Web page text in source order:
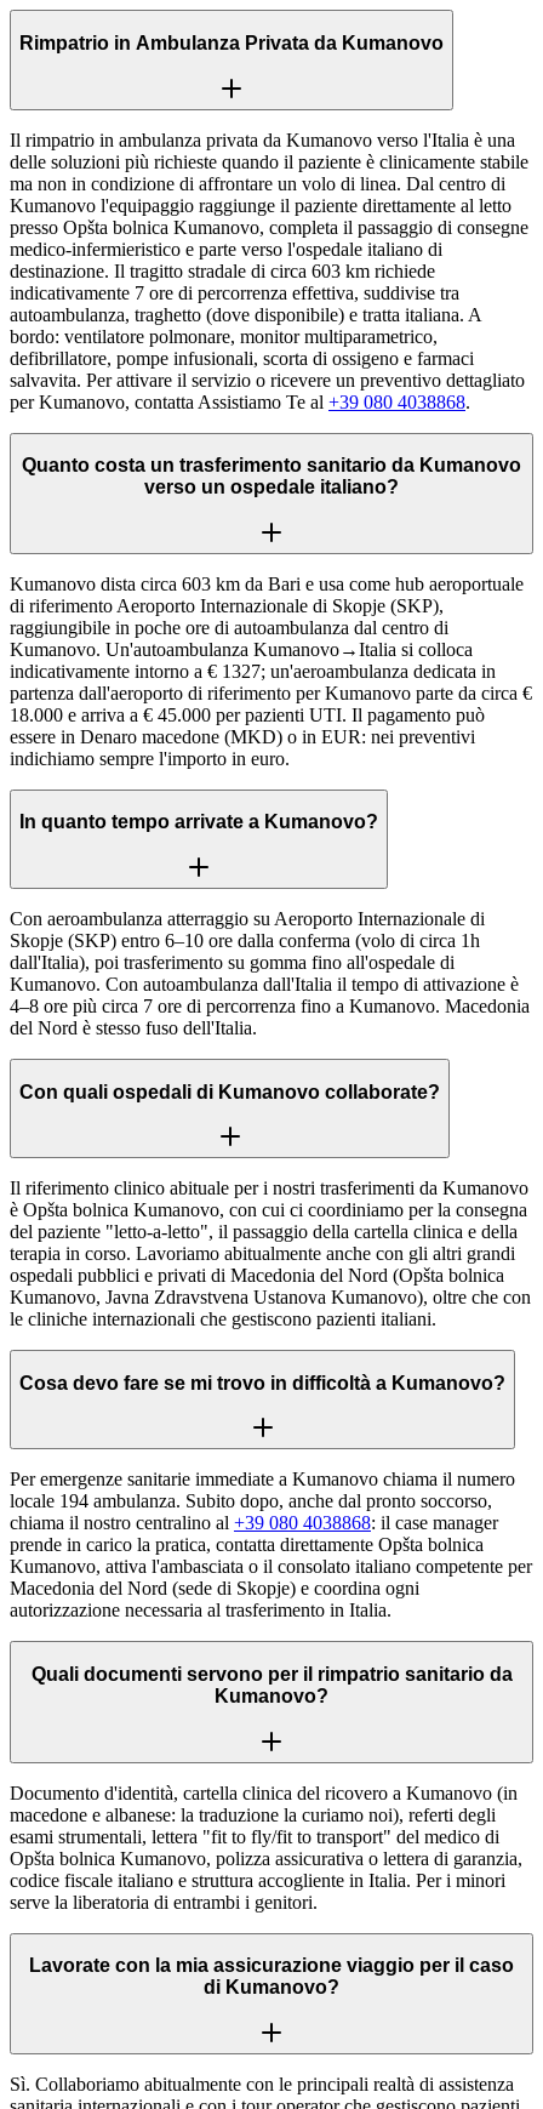
Rimpatrio in Ambulanza Privata da Kumanovo
Il rimpatrio in ambulanza privata da Kumanovo verso l'Italia è una
delle soluzioni più richieste quando il paziente è clinicamente stabile
ma non in condizione di affrontare un volo di linea. Dal centro di
Kumanovo l'equipaggio raggiunge il paziente direttamente al letto
presso Opšta bolnica Kumanovo, completa il passaggio di consegne
medico-infermieristico e parte verso l'ospedale italiano di
destinazione. Il tragitto stradale di circa 603 km richiede
indicativamente 7 ore di percorrenza effettiva, suddivise tra
autoambulanza, traghetto (dove disponibile) e tratta italiana. A
bordo: ventilatore polmonare, monitor multiparametrico,
defibrillatore, pompe infusionali, scorta di ossigeno e farmaci
salvavita. Per attivare il servizio o ricevere un preventivo dettagliato
per Kumanovo, contatta Assistiamo Te al +39 080 4038868.
Quanto costa un trasferimento sanitario da Kumanovo
verso un ospedale italiano?
Kumanovo dista circa 603 km da Bari e usa come hub aeroportuale
di riferimento Aeroporto Internazionale di Skopje (SKP),
raggiungibile in poche ore di autoambulanza dal centro di
Kumanovo. Un'autoambulanza Kumanovo→Italia si colloca
indicativamente intorno a € 1327; un'aeroambulanza dedicata in
partenza dall'aeroporto di riferimento per Kumanovo parte da circa €
18.000 e arriva a € 45.000 per pazienti UTI. Il pagamento può
essere in Denaro macedone (MKD) o in EUR: nei preventivi
indichiamo sempre l'importo in euro.
In quanto tempo arrivate a Kumanovo?
Con aeroambulanza atterraggio su Aeroporto Internazionale di
Skopje (SKP) entro 6–10 ore dalla conferma (volo di circa 1h
dall'Italia), poi trasferimento su gomma fino all'ospedale di
Kumanovo. Con autoambulanza dall'Italia il tempo di attivazione è
4–8 ore più circa 7 ore di percorrenza fino a Kumanovo. Macedonia
del Nord è stesso fuso dell'Italia.
Con quali ospedali di Kumanovo collaborate?
Il riferimento clinico abituale per i nostri trasferimenti da Kumanovo
è Opšta bolnica Kumanovo, con cui ci coordiniamo per la consegna
del paziente "letto-a-letto", il passaggio della cartella clinica e della
terapia in corso. Lavoriamo abitualmente anche con gli altri grandi
ospedali pubblici e privati di Macedonia del Nord (Opšta bolnica
Kumanovo, Javna Zdravstvena Ustanova Kumanovo), oltre che con
le cliniche internazionali che gestiscono pazienti italiani.
Cosa devo fare se mi trovo in difficoltà a Kumanovo?
Per emergenze sanitarie immediate a Kumanovo chiama il numero
locale 194 ambulanza. Subito dopo, anche dal pronto soccorso,
chiama il nostro centralino al +39 080 4038868: il case manager
prende in carico la pratica, contatta direttamente Opšta bolnica
Kumanovo, attiva l'ambasciata o il consolato italiano competente per
Macedonia del Nord (sede di Skopje) e coordina ogni
autorizzazione necessaria al trasferimento in Italia.
Quali documenti servono per il rimpatrio sanitario da
Kumanovo?
Documento d'identità, cartella clinica del ricovero a Kumanovo (in
macedone e albanese: la traduzione la curiamo noi), referti degli
esami strumentali, lettera "fit to fly/fit to transport" del medico di
Opšta bolnica Kumanovo, polizza assicurativa o lettera di garanzia,
codice fiscale italiano e struttura accogliente in Italia. Per i minori
serve la liberatoria di entrambi i genitori.
Lavorate con la mia assicurazione viaggio per il caso
di Kumanovo?
Sì. Collaboriamo abitualmente con le principali realtà di assistenza